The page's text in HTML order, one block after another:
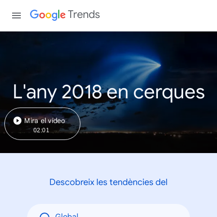
Trends
L'any 2018 en cerques
Mira el vídeo
02:01
Descobreix les tendències del